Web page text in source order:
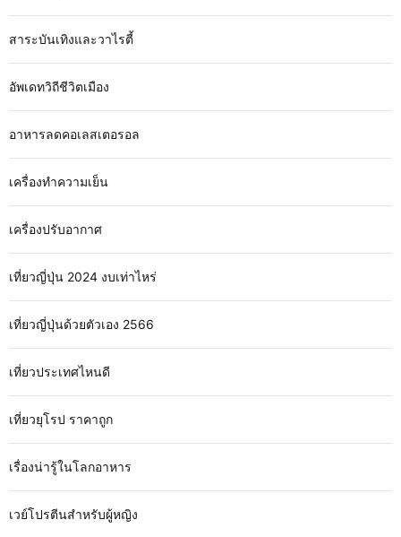
สาระบันเทิงและวาไรตี้
อัพเดทวิถีชีวิตเมือง
อาหารลดคอเลสเตอรอล
เครื่องทำความเย็น
เครื่องปรับอากาศ
เที่ยวญี่ปุ่น 2024 งบเท่าไหร่
เที่ยวญี่ปุ่นด้วยตัวเอง 2566
เที่ยวประเทศไหนดี
เที่ยวยุโรป ราคาถูก
เรื่องน่ารู้ในโลกอาหาร
เวย์โปรตีนสำหรับผู้หญิง